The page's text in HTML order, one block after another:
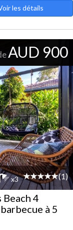
les détails
AUD 900
x3 (1)
4
à 5